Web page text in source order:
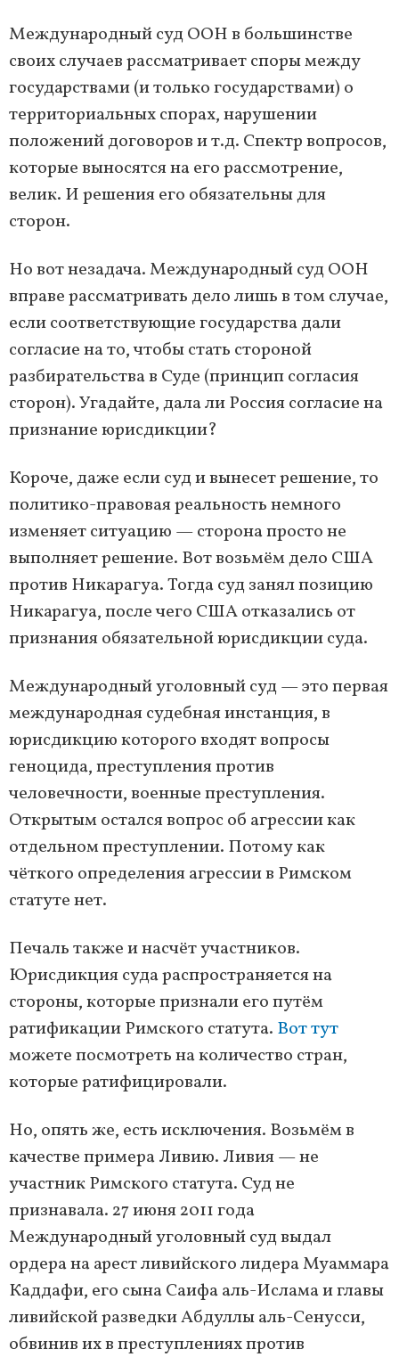
Международный суд ООН в большинстве
своих случаев рассматривает споры между
государствами (и только государствами) о
территориальных спорах, нарушении
положений договоров и т.д. Спектр вопросов,
которые выносятся на его рассмотрение,
велик. И решения его обязательны для
сторон.
Но вот незадача. Международный суд ООН
вправе рассматривать дело лишь в том случае,
если соответствующие государства дали
согласие на то, чтобы стать стороной
разбирательства в Суде (принцип согласия
сторон). Угадайте, дала ли Россия согласие на
признание юрисдикции?
Короче, даже если суд и вынесет решение, то
политико-правовая реальность немного
изменяет ситуацию — сторона просто не
выполняет решение. Вот возьмём дело США
против Никарагуа. Тогда суд занял позицию
Никарагуа, после чего США отказались от
признания обязательной юрисдикции суда.
Международный уголовный суд — это первая
международная судебная инстанция, в
юрисдикцию которого входят вопросы
геноцида, преступления против
человечности, военные преступления.
Открытым остался вопрос об агрессии как
отдельном преступлении. Потому как
чёткого определения агрессии в Римском
статуте нет.
Печаль также и насчёт участников.
Юрисдикция суда распространяется на
стороны, которые признали его путём
ратификации Римского статута. Вот тут
можете посмотреть на количество стран,
которые ратифицировали.
Но, опять же, есть исключения. Возьмём в
качестве примера Ливию. Ливия — не
участник Римского статута. Суд не
признавала. 27 июня 2011 года
Международный уголовный суд выдал
ордера на арест ливийского лидера Муаммара
Каддафи, его сына Саифа аль-Ислама и главы
ливийской разведки Абдуллы аль-Сенусси,
обвинив их в преступлениях против